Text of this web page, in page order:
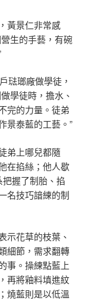
黃景仁非常感
生的手藝，有碗
琺瑯廠做學徒，
學徒時，擔水、
完的力量。徒弟
景泰藍的工藝。”
弟上哪兒都隨
在掐絲；他人歇
握了制胎、掐
名技巧諳練的制
示花草的枝葉、
細節，需求翻轉
事。操練點藍上
再將釉料填進紋
燒藍則是以低溫